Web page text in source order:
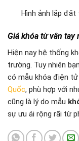
Hình ảnh lắp đăt
Giá khóa từ vân tay
Hiện nay hệ thống
trường. Tuy nhiên
có mẫu khóa điện
Quốc, phù hợp với
cũng là lý do mẫu
sự ưu ái rộng rãi từ